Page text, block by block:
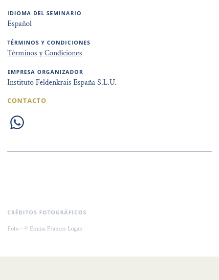
IDIOMA DEL SEMINARIO
Español
TÉRMINOS Y CONDICIONES
Términos y Condiciones
EMPRESA ORGANIZADOR
Instituto Feldenkrais España S.L.U.
CONTACTO
CRÉDITOS FOTOGRÁFICOS
Foto – © Emma Frances Logan